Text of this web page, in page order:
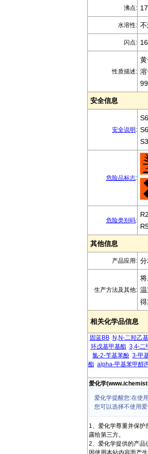
沸点:
水溶性:
闪点:
性质描述:
安全信息
安全说明 :
危险品标志:
危险类别码:
其他信息
产品应用: 分
生产方法及其他:
将
相关化学品信息
固蓝BB N,N-二羟乙
环戊基甲基酯 3,4-二
氯-2-苄基苯酚 3-甲
酯 alpha-甲基苯甲醇
爱化学
爱化学提醒您:在使
您可以选择不使用
1、爱化学尊重并保
露给第三方。
2、爱化学提供的产品
因使用本站内容而产